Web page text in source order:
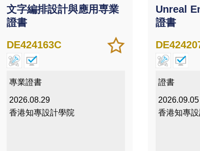
文字編排設計與應用専業
證書
加
入/
儲存
課程
DE424163C
專業證書
2026.08.29
香港知專設計學院
Unreal
證書
證書
2026.09.05
香港知專